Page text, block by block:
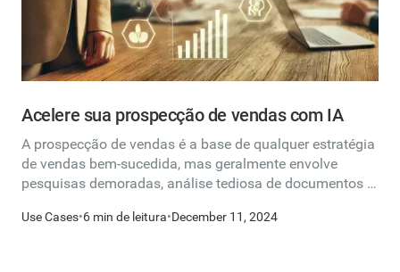
Acelere sua prospecção de vendas com IA
A prospecção de vendas é a base de qualquer estratégia
de vendas bem-sucedida, mas geralmente envolve
pesquisas demoradas, análise tediosa de documentos e
ajudar. Nesta postagem do blog, exploraremos como
Use Cases•6 min de leitura•December 11, 2024